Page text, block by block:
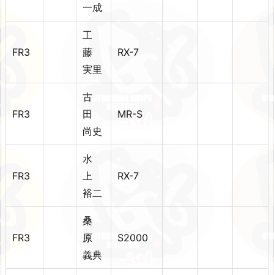
一成
FR3
工
藤
実里
RX-7
FR3
古
田
尚史
MR-S
FR3
水
上
裕二
RX-7
FR3
桑
原
義典
S2000